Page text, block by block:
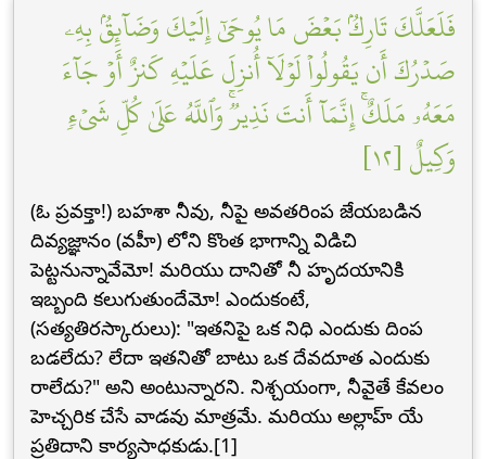
فَلَعَلَّكَ تَارِكُۢ بَعۡضَ مَا يُوحَىٰٓ إِلَيۡكَ وَضَآئِقُۢ بِهِۦ
صَدۡرُكَ أَن يَقُولُواْ لَوۡلَآ أُنزِلَ عَلَيۡهِ كَنزٌ أَوۡ جَآءَ
مَعَهُۥ مَلَكٌۚ إِنَّمَآ أَنتَ نَذِيرٞۚ وَٱللَّهُ عَلَىٰ كُلِّ شَيۡءٖ
وَكِيلٌ [١٢]
(ఓ ప్రవక్తా!) బహశా నీవు, నీపై అవతరింప జేయబడిన
దివ్యజ్ఞానం (వహీ) లోని కొంత భాగాన్ని విడిచి
పెట్టనున్నావేమో! మరియు దానితో నీ హృదయానికి
ఇబ్బంది కలుగుతుందేమో! ఎందుకంటే,
(సత్యతిరస్కారులు): "ఇతనిపై ఒక నిధి ఎందుకు దింప
బడలేదు? లేదా ఇతనితో బాటు ఒక దేవదూత ఎందుకు
రాలేదు?" అని అంటున్నారని. నిశ్చయంగా, నీవైతే కేవలం
హెచ్చరిక చేసే వాడవు మాత్రమే. మరియు అల్లాహ్ యే
ప్రతిదాని కార్యసాధకుడు.[1]